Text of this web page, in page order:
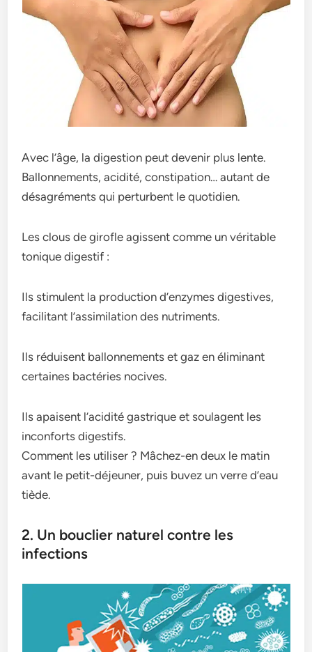
Avec l’âge, la digestion peut devenir plus lente.
Ballonnements, acidité, constipation… autant de
désagréments qui perturbent le quotidien.
Les clous de girofle agissent comme un véritable
tonique digestif :
Ils stimulent la production d’enzymes digestives,
facilitant l’assimilation des nutriments.
Ils réduisent ballonnements et gaz en éliminant
certaines bactéries nocives.
Ils apaisent l’acidité gastrique et soulagent les
inconforts digestifs.
Comment les utiliser ? Mâchez-en deux le matin
avant le petit-déjeuner, puis buvez un verre d’eau
tiède.
2. Un bouclier naturel contre les
infections